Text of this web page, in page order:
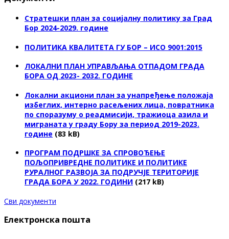
Стратешки план за социјалну политику за Град
Бор 2024-2029. године
ПОЛИТИКА КВАЛИТЕТА ГУ БОР – ИСО 9001:2015
ЛОКАЛНИ ПЛАН УПРАВЉАЊА ОТПАДОМ ГРАДА
БОРА ОД 2023- 2032. ГОДИНЕ
Локални акциони план за унапређење положаја
избеглих, интерно расељених лица, повратника
по споразуму о реадмисији, тражиоца азила и
миграната у граду Бору за период 2019-2023.
године (83 kB)
ПРОГРАМ ПОДРШКЕ ЗА СПРОВОЂЕЊЕ
ПОЉОПРИВРЕДНЕ ПОЛИТИКЕ И ПОЛИТИКЕ
РУРАЛНОГ РАЗВОЈА ЗА ПОДРУЧЈЕ ТЕРИТОРИЈЕ
ГРАДА БОРА У 2022. ГОДИНИ (217 kB)
Сви документи
Електронска пошта